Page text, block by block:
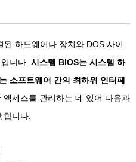
하드웨어나 장치와 DOS 사이
니다. 시스템 BIOS는 시스템 하
소프트웨어 간의 최하위 인터페
액세스를 관리하는 데 있어 다음과
니다.